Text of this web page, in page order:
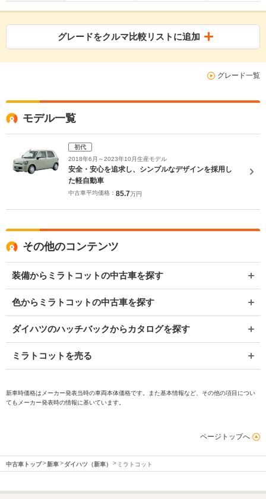
グレードをクルマ比較リストに追加
グレード一覧
モデル一覧
初代
2018年6月～2023年10月生産モデル
安全・安心を追求し、シンプルなデザインを採用し
た軽自動車
中古車平均価格： 85.7万円
その他のコンテンツ
装備からミラトコットの中古車を探す
色からミラトコットの中古車を探す
ダイハツのハッチバックからカタログを探す
ミラトコットを売る
新車時価格はメーカー発表当時の車両本体価格です。また基本情報など、その他の項目につい
てもメーカー発表時の情報に基いています。
ページトップへ
中古車トップ 新車 ダイハツ（新車） ミラトコット